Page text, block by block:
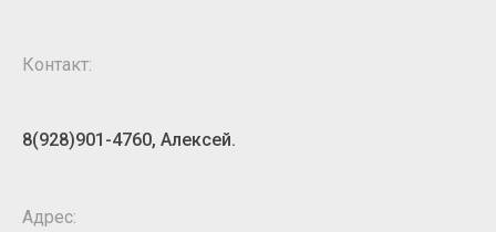
Контакт:
8(928)901-4760, Алексей.
Адрес: